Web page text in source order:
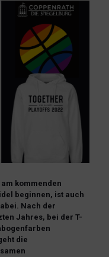
kommenden
beginnen, ist auch
Nach der
Jahres, bei der T-
die